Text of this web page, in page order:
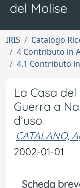
del Molise
IRIS
Catalogo
4 Contributo in
4.1 Contributo
La Casa
Guerra a
d’uso
CATALANO,
2002-01-01
Scheda